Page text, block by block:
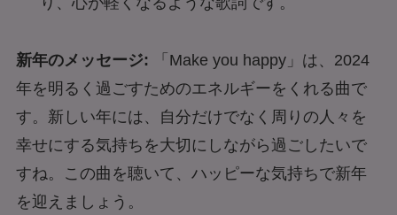
新年のメッセージ: 「Make you happy」は、2024
年を明るく過ごすためのエネルギーをくれる曲で
す。新しい年には、自分だけでなく周りの人々を
幸せにする気持ちを大切にしながら過ごしたいで
すね。この曲を聴いて、ハッピーな気持ちで新年
を迎えましょう。